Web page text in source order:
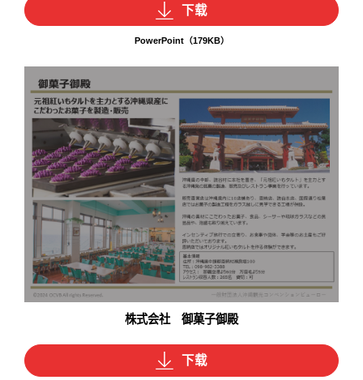
下载
PowerPoint（179KB）
株式会社 御菓子御殿
下载